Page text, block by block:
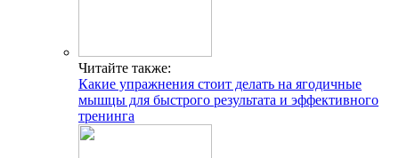
Читайте также:
Какие упражнения стоит делать на ягодичные
мышцы для быстрого результата и эффективного
тренинга